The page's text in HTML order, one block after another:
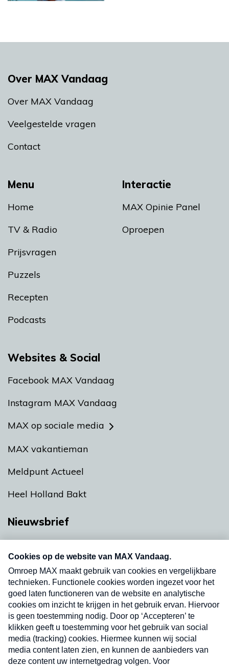
Menu
Home
TV & Radio
Prijsvragen
Puzzels
Recepten
Podcasts
Interactie
MAX Opinie Panel
Oproepen
Over MAX Vandaag
Over MAX Vandaag
Veelgestelde vragen
Contact
Websites & Social
Facebook MAX Vandaag
Instagram MAX Vandaag
MAX op sociale media
MAX vakantieman
Meldpunt Actueel
Heel Holland Bakt
Nieuwsbrief
nieuwsbrief. Elke vrijdag- en dinsdagochtend in
uw mailbox.
Verzend